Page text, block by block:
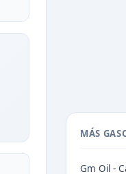
MÁS
Gm Oil -